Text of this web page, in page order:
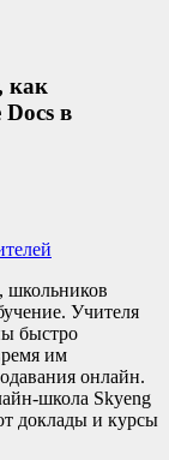
как
в
школьников
Учителя
быстро
им
онлайн.
школа Skyeng
доклады и курсы